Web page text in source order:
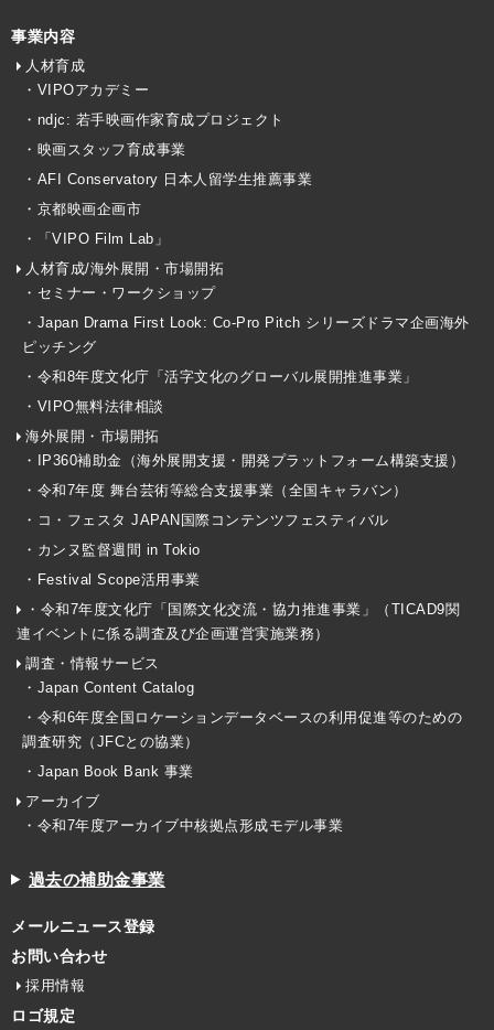
事業内容
人材育成
・VIPOアカデミー
・ndjc: 若手映画作家育成プロジェクト
・映画スタッフ育成事業
・AFI Conservatory 日本人留学生推薦事業
・京都映画企画市
・「VIPO Film Lab」
人材育成/海外展開・市場開拓
・セミナー・ワークショップ
・Japan Drama First Look: Co-Pro Pitch シリーズドラマ企画海外
ピッチング
・令和8年度文化庁「活字文化のグローバル展開推進事業」
・VIPO無料法律相談
海外展開・市場開拓
・IP360補助金（海外展開支援・開発プラットフォーム構築支援）
・令和7年度 舞台芸術等総合支援事業（全国キャラバン）
・コ・フェスタ JAPAN国際コンテンツフェスティバル
・カンヌ監督週間 in Tokio
・Festival Scope活用事業
・令和7年度文化庁「国際文化交流・協力推進事業」（TICAD9関
連イベントに係る調査及び企画運営実施業務）
調査・情報サービス
・Japan Content Catalog
・令和6年度全国ロケーションデータベースの利用促進等のための
調査研究（JFCとの協業）
・Japan Book Bank 事業
アーカイブ
・令和7年度アーカイブ中核拠点形成モデル事業
過去の補助金事業
メールニュース登録
お問い合わせ
採用情報
ロゴ規定